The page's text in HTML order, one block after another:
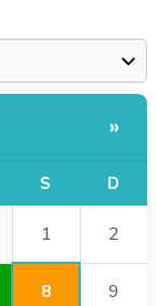
»
S D
1 2
8 9